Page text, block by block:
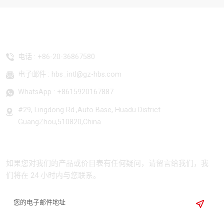
电话 : +86-20-36867580
电子邮件 : hbs_intl@gz-hbs.com
WhatsApp : +8615920167887
#29, Lingdong Rd.,Auto Base, Huadu District
GuangZhou,510820,China
如果您对我们的产品或价目表有任何疑问，请留言给我们，我
们将在 24 小时内与您联系。